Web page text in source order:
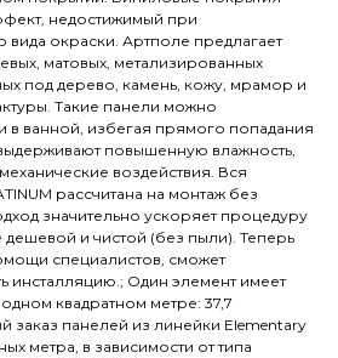
недостижимый при
окраски. Артполе предлагает
матовых, метализированных
под дерево, камень, кожу, мрамор и
Такие панели можно
в ванной, избегая прямого попадания
повышенную влажность,
воздействия. Вся
рассчитана на монтаж без
значительно ускоряет процедуру
дешевой и чистой (без пыли). Теперь
специалистов, сможет
инсталляцию.; Один элемент имеет
квадратном метре: 37,7
заказ панелей из линейки Elementary
метра, в зависимости от типа